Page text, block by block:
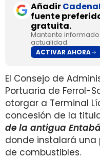
Añadir
fuente
gratuita.
Mantente
actualidad.
ACTIVAR AHORA
El Consejo de
Portuaria de Ferrol-
otorgar a Terminal
concesión de la
de la antigua
donde instalará
de combustibles.